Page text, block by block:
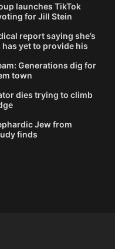
launches TikTok
for Jill Stein
report saying she’s
yet to provide his
Generations dig for
town
dies trying to climb
Jew from
finds